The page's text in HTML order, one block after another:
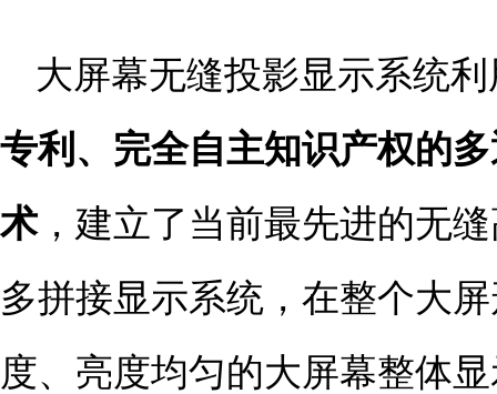
大屏幕无缝投影显示系统利
专利、完全自主知识产权的
术，建立了当前最先进的无
多拼接显示系统，在整个大
度、亮度均匀的大屏幕整体